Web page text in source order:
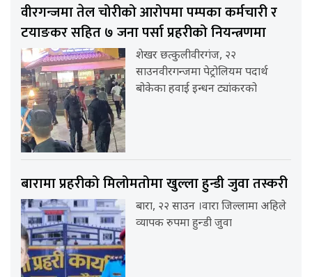
वीरगन्जमा तेल चोरीको आरोपमा पम्पका कर्मचारी र
टयाङकर सहित ७ जना पर्सा प्रहरीको नियन्त्रणमा
शेखर छत्कुलीवीरगंज, २२
साउनवीरगन्जमा पेट्रोलियम पदार्थ
बोकेका हवाई इन्धन ट्यांकरको
बारामा प्रहरीको मिलोमतोमा खुल्ला हुन्डी जुवा तस्करी
बारा, २२ साउन ।वारा जिल्लामा अहिले
व्यापक रुपमा हुन्डी जुवा